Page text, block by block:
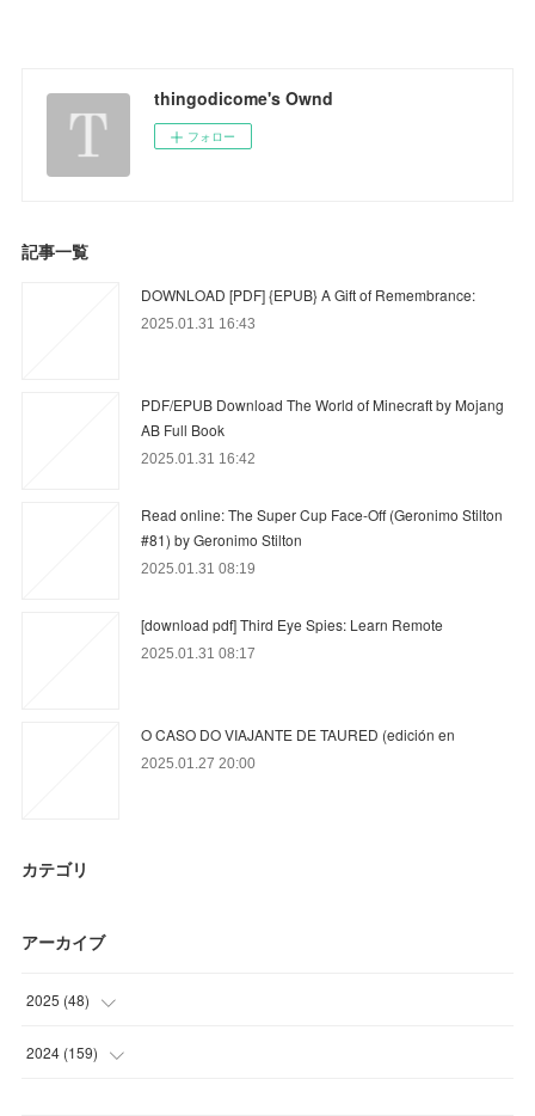
thingodicome's Ownd
フォロー
記事一覧
DOWNLOAD [PDF] {EPUB} A Gift of Remembrance:
2025.01.31 16:43
PDF/EPUB Download The World of Minecraft by Mojang
AB Full Book
2025.01.31 16:42
Read online: The Super Cup Face-Off (Geronimo Stilton
#81) by Geronimo Stilton
2025.01.31 08:19
[download pdf] Third Eye Spies: Learn Remote
2025.01.31 08:17
O CASO DO VIAJANTE DE TAURED (edición en
2025.01.27 20:00
カテゴリ
アーカイブ
2025 (48)
(2)
2024 (159)